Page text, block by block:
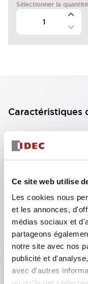
Ce site web utilise
Les cookies nous
et les annonces,
médias sociaux et
partageons
notre site avec nos
publicité et
avec d'autres
Sélectionner la quantité
Caractéristiques
Protection
Conforme à la
câblage
automates
circuits est
connecteur.
Tension
AC)
Pas de mise à la